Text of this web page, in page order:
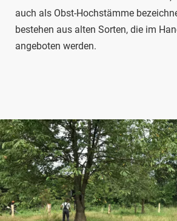
auch als Obst-Hochstämme
bestehen aus alten Sorten, die im
angeboten werden.